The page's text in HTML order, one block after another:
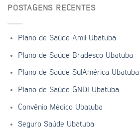
POSTAGENS RECENTES
Plano de Saúde Amil Ubatuba
Plano de Saúde Bradesco Ubatuba
Plano de Saúde SulAmérica Ubatuba
Plano de Saúde GNDI Ubatuba
Convênio Médico Ubatuba
Seguro Saúde Ubatuba